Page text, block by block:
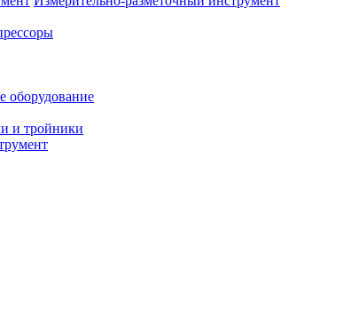
оборудование
и тройники